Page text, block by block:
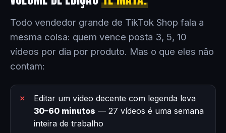
Todo vendedor grande de TikTok Shop fala a
mesma coisa: quem vence posta 3, 5, 10
vídeos por dia por produto. Mas o que eles não
contam:
Editar um vídeo decente com legenda leva
30–60 minutos — 27 vídeos é uma semana
inteira de trabalho